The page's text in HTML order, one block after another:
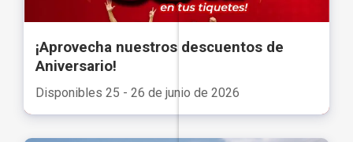
¡Aprovecha nuestros descuentos de
Aniversario!
Disponibles 25 - 26 de junio de 2026